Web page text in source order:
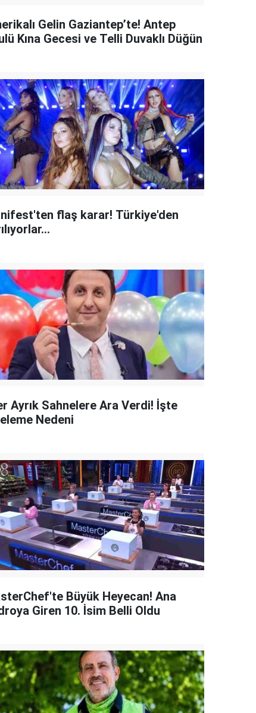
Gelin Gaziantep’te! Antep
Kına Gecesi ve Telli Duvaklı Düğün
flaş karar! Türkiye'den
Ayrık Sahnelere Ara Verdi! İşte
Nedeni
Büyük Heyecan! Ana
Giren 10. İsim Belli Oldu